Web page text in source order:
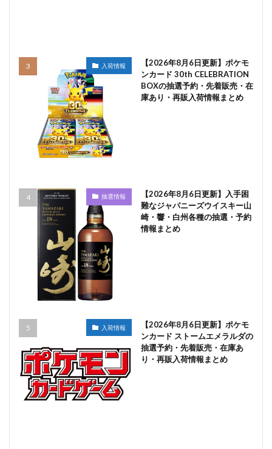
入荷情報
【2026年8月6日更新】ポケモ
ンカード 30th CELEBRATION
BOXの抽選予約・先着販売・在
庫あり・再販入荷情報まとめ
抽選情報
【2026年8月6日更新】入手困
難なジャパニーズウイスキー山
崎・響・白州各種の抽選・予約
情報まとめ
入荷情報
【2026年8月6日更新】ポケモ
ンカード ストームエメラルダの
抽選予約・先着販売・在庫あ
り・再販入荷情報まとめ